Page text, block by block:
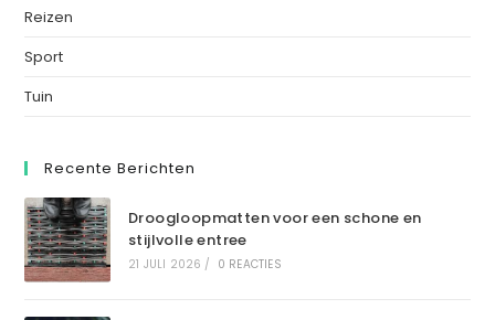
Reizen
Sport
Tuin
Recente Berichten
Droogloopmatten voor een schone en
stijlvolle entree
21 JULI 2026 / 0 REACTIES